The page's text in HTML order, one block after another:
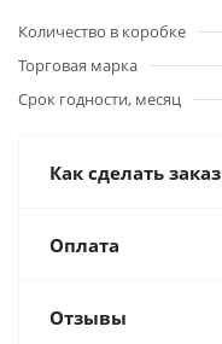
Количество в коробке
Торговая марка
Срок годности, месяц
Как сделать заказ
Оплата
Отзывы